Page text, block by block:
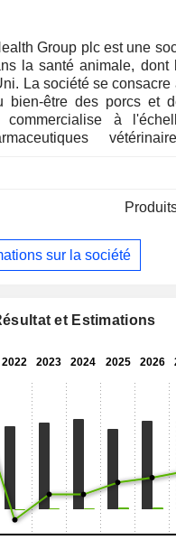
Group plc est une
la santé animale, dont
La société se
bien-être des porcs et
commercialise à
La société se
les porcs et la
l’Asie du Sud et du
et le reste du monde.
l’Aivlosin, est un
les porcs et la
les bovins, les ovins et
sur la société
et Estimations